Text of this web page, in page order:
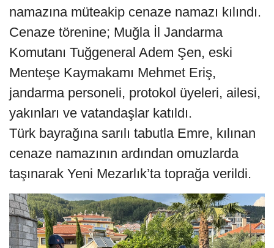
namazına müteakip cenaze namazı kılındı.
Cenaze törenine; Muğla İl Jandarma
Komutanı Tuğgeneral Adem Şen, eski
Menteşe Kaymakamı Mehmet Eriş,
jandarma personeli, protokol üyeleri, ailesi,
yakınları ve vatandaşlar katıldı.
Türk bayrağına sarılı tabutla Emre, kılınan
cenaze namazının ardından omuzlarda
taşınarak Yeni Mezarlık’ta toprağa verildi.